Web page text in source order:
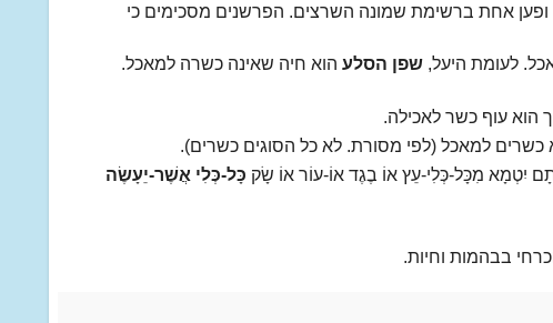
אחת ברשימת שמונה השרצים. הפרשנים מסכימים כי
לעומת היעל, שפן הסלעהוא חיה שאינה כשרה למאכל.
עוף כשר לאכילה.
כשרים למאכל (לפי מסורת. לא כל הסוגים כשרים).
יִטְמָא מִכָּל-כְּלִי-עֵץ אוֹ בֶגֶד אוֹ-עוֹר אוֹ שָׂק כָּל-כְּלִי אֲשֶׁר-יֵעָשֶׂה
בבהמות וחיות.